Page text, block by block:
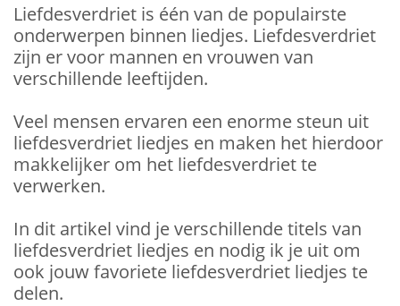
Liefdesverdriet is één van de populairste
onderwerpen binnen liedjes. Liefdesverdriet
zijn er voor mannen en vrouwen van
verschillende leeftijden.
Veel mensen ervaren een enorme steun uit
liefdesverdriet liedjes en maken het hierdoor
makkelijker om het liefdesverdriet te
verwerken.
In dit artikel vind je verschillende titels van
liefdesverdriet liedjes en nodig ik je uit om
ook jouw favoriete liefdesverdriet liedjes te
delen.